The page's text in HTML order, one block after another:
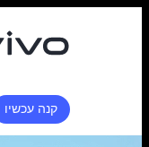
קנה עכשיו